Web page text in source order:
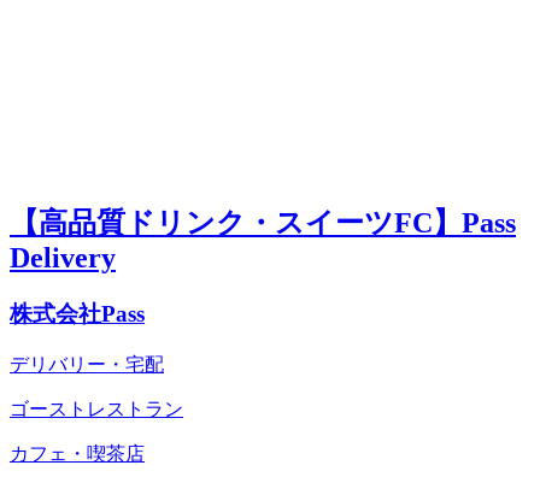
【高品質ドリンク・スイーツFC】Pass
Delivery
株式会社Pass
デリバリー・宅配
ゴーストレストラン
カフェ・喫茶店